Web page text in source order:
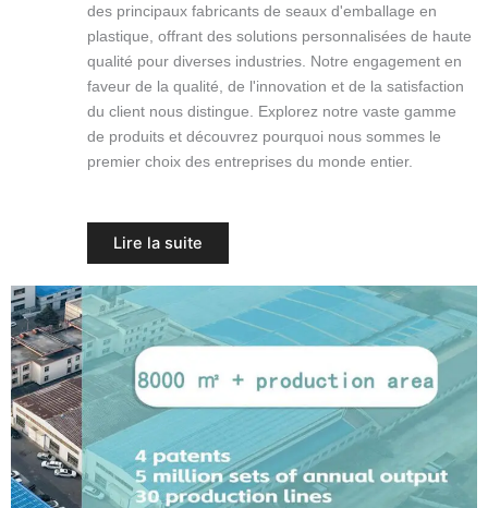
des principaux fabricants de seaux d'emballage en
plastique, offrant des solutions personnalisées de haute
qualité pour diverses industries. Notre engagement en
faveur de la qualité, de l'innovation et de la satisfaction
du client nous distingue. Explorez notre vaste gamme
de produits et découvrez pourquoi nous sommes le
premier choix des entreprises du monde entier.
Lire la suite